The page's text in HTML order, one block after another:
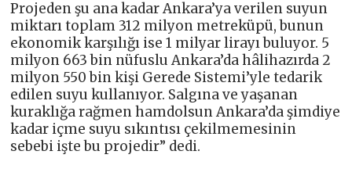
Projeden şu ana kadar Ankara’ya verilen suyun
miktarı toplam 312 milyon metreküpü, bunun
ekonomik karşılığı ise 1 milyar lirayı buluyor. 5
milyon 663 bin nüfuslu Ankara’da hâlihazırda 2
milyon 550 bin kişi Gerede Sistemi’yle tedarik
edilen suyu kullanıyor. Salgına ve yaşanan
kuraklığa rağmen hamdolsun Ankara’da şimdiye
kadar içme suyu sıkıntısı çekilmemesinin
sebebi işte bu projedir” dedi.